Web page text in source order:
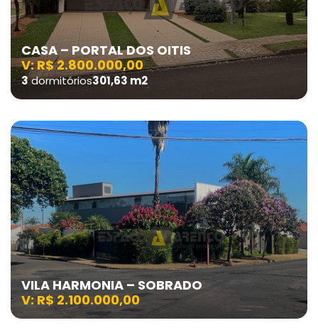
CASA – PORTAL DOS OITIS
V: R$ 2.800.000,00
3dormitórios301,63 m2
VILA HARMONIA – SOBRADO
V: R$ 2.100.000,00